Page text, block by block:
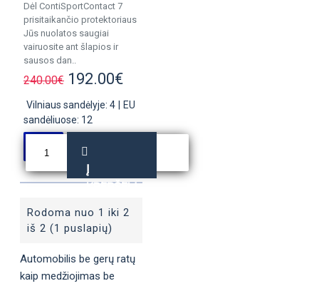
Dėl ContiSportContact 7
prisitaikančio protektoriaus
Jūs nuolatos saugiai
vairuosite ant šlapios ir
sausos dan..
240.00€ 192.00€
Vilniaus sandėlyje: 4
EU
sandėliuose: 12
Į
KREPŠELĮ
Rodoma nuo 1 iki 2
iš 2 (1 puslapių)
Automobilis be gerų ratų
kaip medžiojimas be